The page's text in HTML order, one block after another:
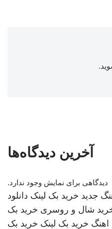
.
آخرین دیدگاه‌ها
دیدگاهی برای نمایش وجود ندارد.
جدید خرید بک لینک دانلود
شال و روسری خرید بک
اهنگ خرید بک لینک خرید بک